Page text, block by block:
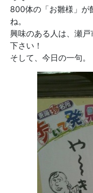
800体の「お雛様」が
ね。
興味のある人は、瀬
下さい！
そして、今日の一句。